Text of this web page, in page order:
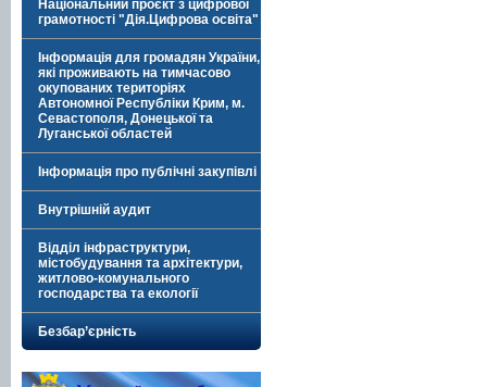
Національний проєкт з цифрової
грамотності "Дія.Цифрова освіта"
Інформація для громадян України,
які проживають на тимчасово
окупованих територіях
Автономної Республіки Крим, м.
Севастополя, Донецької та
Луганської областей
Інформація про публічні закупівлі
Внутрішній аудит
Відділ інфраструктури,
містобудування та архітектури,
житлово-комунального
господарства та екології
Безбар’єрність